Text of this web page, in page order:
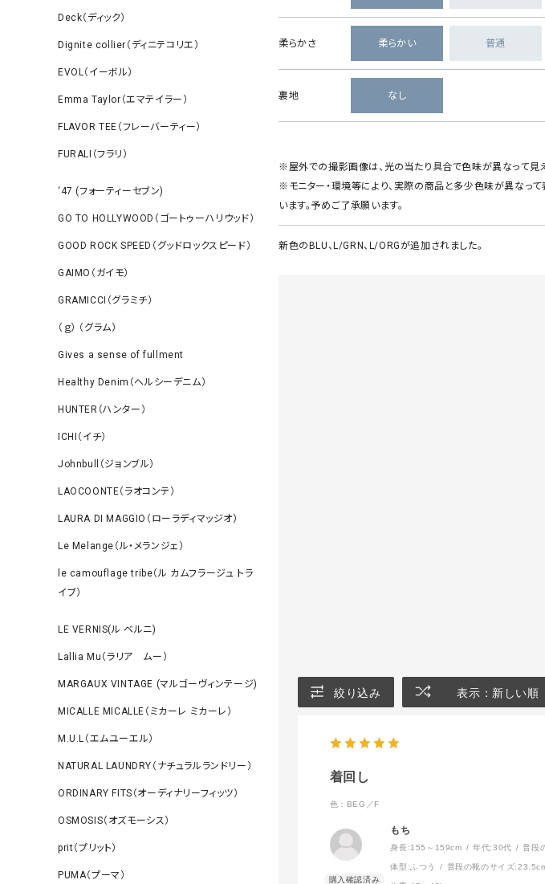
Deck（ディック）
Dignite collier（ディニテコリエ）
EVOL（イーボル）
Emma Taylor（エマテイラー）
FLAVOR TEE（フレーバーティー）
FURALI（フラリ）
‘47 (フォーティーセブン)
GO TO HOLLYWOOD（ゴートゥーハリウッド）
GOOD ROCK SPEED（グッドロックスピード）
GAIMO（ガイモ）
GRAMICCI（グラミチ）
（ｇ） （グラム）
Gives a sense of fullment
Healthy Denim（ヘルシーデニム）
HUNTER（ハンター）
ICHI（イチ）
Johnbull（ジョンブル）
LAOCOONTE（ラオコンテ）
LAURA DI MAGGIO（ローラディマッジオ）
Le Melange（ル・メランジェ）
le camouflage tribe（ル カムフラージュ トラ
イブ）
LE VERNIS(ル ベルニ)
Lallia Mu（ラリア ムー）
MARGAUX VINTAGE (マルゴーヴィンテージ)
MICALLE MICALLE（ミカーレ ミカーレ）
M.U.L（エムユーエル）
NATURAL LAUNDRY（ナチュラルランドリー）
ORDINARY FITS（オーディナリーフィッツ）
OSMOSIS（オズモーシス）
prit（プリット）
PUMA（プーマ）
柔らかさ 柔らかい 普通
裏地 なし
※屋外での撮影画像は、光の当たり具合で色味が異なって見
※モニター・環境等により、実際の商品と多少色味が異なっ
います。予めご了承願います。
新色のBLU、L/GRN、L/ORGが追加されました。
絞り込み 表示：新しい順
着回し
色：BEG／F
もち
身長:155～159cm 年代:30代 普段
体型:ふつう 普段の靴のサイズ: